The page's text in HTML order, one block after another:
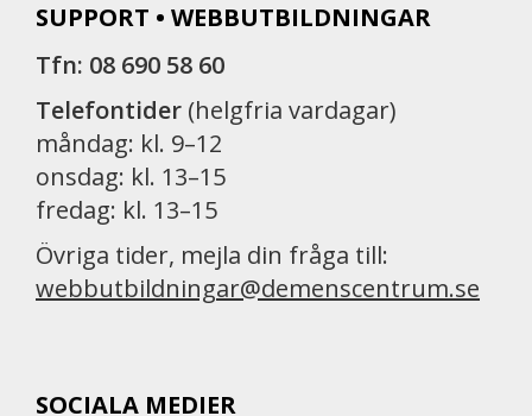
SUPPORT • WEBBUTBILDNINGAR
Tfn: 08 690 58 60
Telefontider (helgfria vardagar)
måndag: kl. 9–12
onsdag: kl. 13–15
fredag: kl. 13–15
Övriga tider, mejla din fråga till:
webbutbildningar@demenscentrum.se
SOCIALA MEDIER